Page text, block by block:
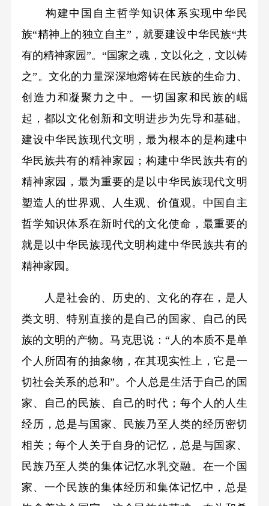
构建中国自主哲学知识体系实现中华民
族“精神上的独立自主”，就要建设中华民族“共
有的精神家园”。“国家之魂，文以化之，文以铸
之”。文化的力量深深地熔铸在民族的生命力、
创造力和凝聚力之中。一切国家和民族的崛
起，都以文化创新和文明进步为先导和基础。
建设中华民族现代文明，最为根本的是构建中
华民族共有的精神家园；构建中华民族共有的
精神家园，最为重要的是以中华民族现代文明
塑造人的世界观、人生观、价值观。中国自主
哲学知识体系在新时代的文化使命，最重要的
就是以中华民族现代文明构建中华民族共有的
精神家园。
人是社会的、历史的、文化的存在，是人
类文明、特别直接的是自己的国家、自己的民
族的文明的产物。马克思说：“人的本质不是单
个人所固有的抽象物，在其现实性上，它是一
切社会关系的总和”。个人总是生活于自己的国
家、自己的民族、自己的时代；每个人的人生
经历，总是与国家、民族乃至人类的经历密切
相关；每个人关于自身的记忆，总是与国家、
民族乃至人类的集体记忆水乳交融。在一个国
家、一个民族的集体经历和集体记忆中，总是